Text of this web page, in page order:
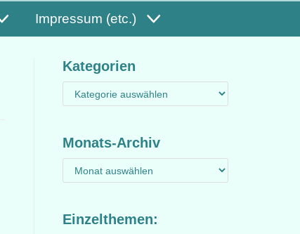
Impressum (etc.)
Kategorien
Monats-Archiv
Einzelthemen: